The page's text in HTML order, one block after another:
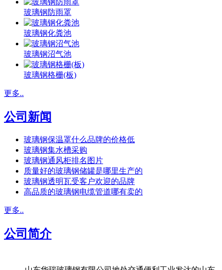
玻璃钢防雨罩
玻璃钢化粪池
玻璃钢沼气池
玻璃钢格栅(板)
更多..
公司新闻
玻璃钢保温罩什么品牌的价格低
玻璃钢集水槽采购
玻璃钢通风柜排名图片
质量好的玻璃钢储罐是哪里生产的
玻璃钢透明瓦受客户欢迎的品牌
高品质的玻璃钢电缆管道哪有卖的
更多..
公司简介